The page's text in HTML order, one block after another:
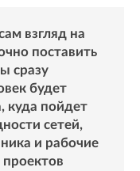
взгляд на
поставить
сразу
будет
куда пойдет
сетей,
и рабочие